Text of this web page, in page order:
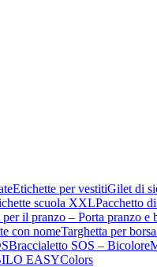
Etichette per vestitiGilet di
scuola XXLPacchetto
per il pranzo – Porta pranzo e
con nomeTarghetta per
Braccialetto SOS – Bicolore
EASYColors